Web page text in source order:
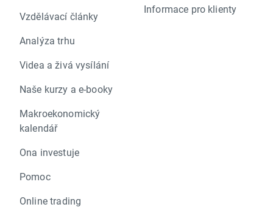
Vzdělávací články
Analýza trhu
Videa a živá vysílání
Naše kurzy a e-booky
Makroekonomický
kalendář
Ona investuje
Pomoc
Online trading
Informace pro klienty